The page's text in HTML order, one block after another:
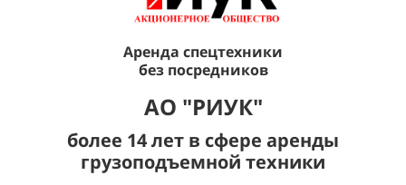
Аренда спецтехники
без посредников
AО "РИУК"
более 14 лет в сфере аренды
грузоподъемной техники